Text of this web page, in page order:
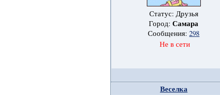
Статус: Друзья
Город:Самара
Сообщения:298
Не в сети
Веселка